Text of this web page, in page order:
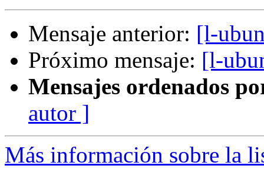
Mensaje anterior: [l-
Próximo mensaje: [l-
Mensajes ordenados
autor ]
Más información sobre la